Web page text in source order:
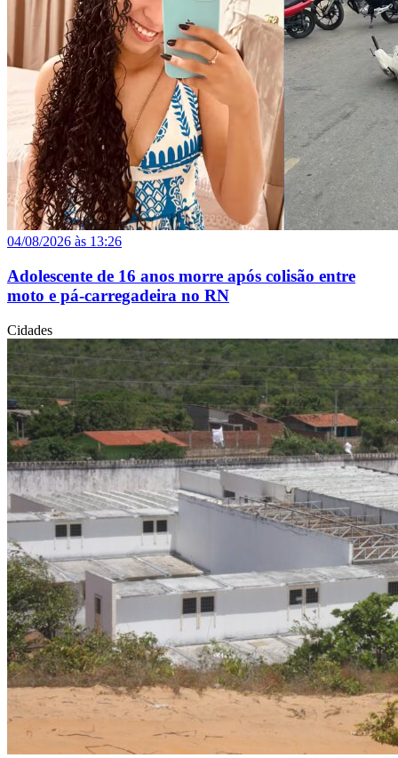
04/08/2026 às 13:26
Adolescente de 16 anos morre após colisão entre
moto e pá-carregadeira no RN
Cidades